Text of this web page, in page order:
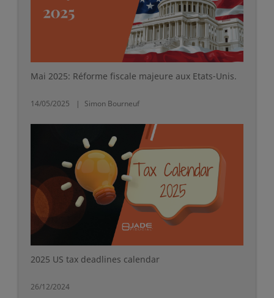
Mai 2025: Réforme fiscale majeure aux Etats-Unis.
14/05/2025 Simon Bourneuf
2025 US tax deadlines calendar
26/12/2024